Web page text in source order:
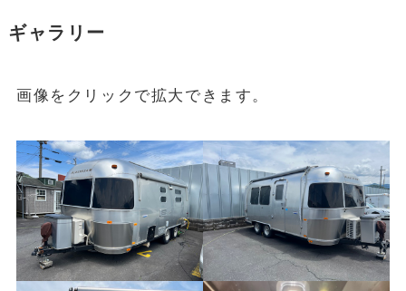
ギャラリー
画像をクリックで拡大できます。